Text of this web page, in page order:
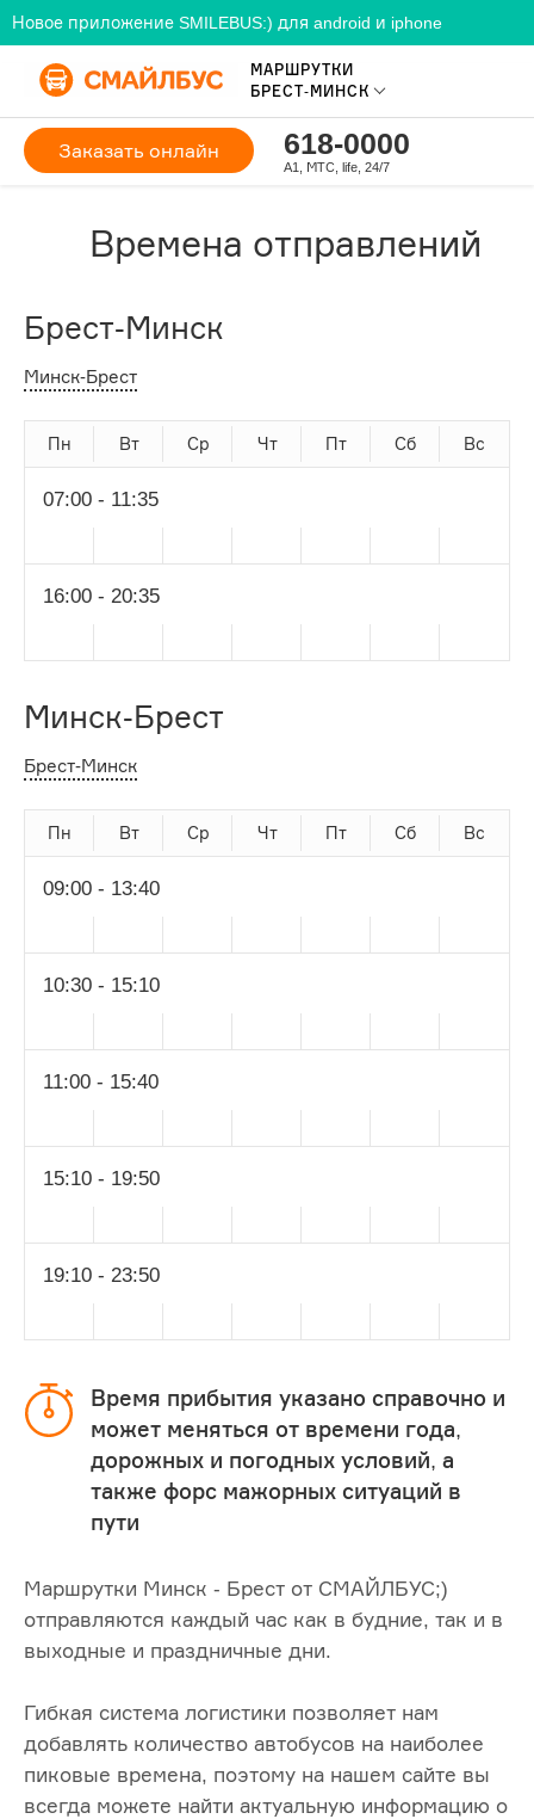
Новое приложение SMILEBUS:) для android и iphone
МАРШРУТКИ
БРЕСТ-МИНСК
Заказать онлайн 618-0000
A1, МТС, life, 24/7
Времена отправлений
Брест-Минск
Минск-Брест
Пн Вт Ср Чт Пт Сб Вс
07:00 - 11:35
16:00 - 20:35
Минск-Брест
Брест-Минск
Пн Вт Ср Чт Пт Сб Вс
09:00 - 13:40
10:30 - 15:10
11:00 - 15:40
15:10 - 19:50
19:10 - 23:50
Время прибытия указано справочно и
может меняться от времени года,
дорожных и погодных условий, а
также форс мажорных ситуаций в
пути
Маршрутки Минск - Брест от СМАЙЛБУС;)
отправляются каждый час как в будние, так и в
выходные и праздничные дни.
Гибкая система логистики позволяет нам
добавлять количество автобусов на наиболее
пиковые времена, поэтому на нашем сайте вы
всегда можете найти актуальную информацию о